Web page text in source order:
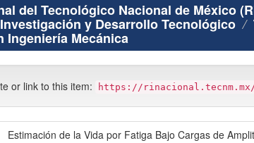
del Tecnológico Nacional de México
y Desarrollo Tecnológico
Ingeniería Mecánica
or link to this item: https://rinacional.tecnm.mx/
Estimación de la Vida por Fatiga Bajo Cargas de